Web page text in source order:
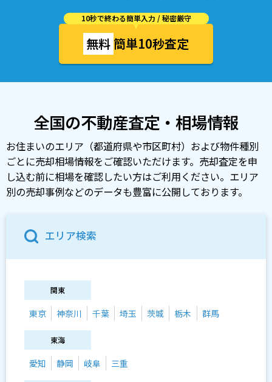
10秒で終わる簡単入力 / 秘密厳守
無料簡単10秒査定
全国の不動産査定・相場情報
お住まいのエリア（都道府県や市区町村）および物件種別
ごとに売却相場情報をご確認いただけます。売却査定を申
し込む前に相場を確認したい方はご利用ください。エリア
別の売却事例などのデータも豊富に公開しております。
エリア検索
関東
東京 神奈川 千葉 埼玉 茨城 栃木 群馬
東海
愛知 静岡 岐阜 三重